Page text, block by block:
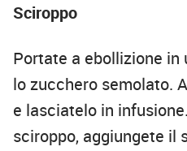
Sciroppo
Portate a ebollizione in
lo zucchero semolato.
e lasciatelo in
sciroppo, aggiungete il